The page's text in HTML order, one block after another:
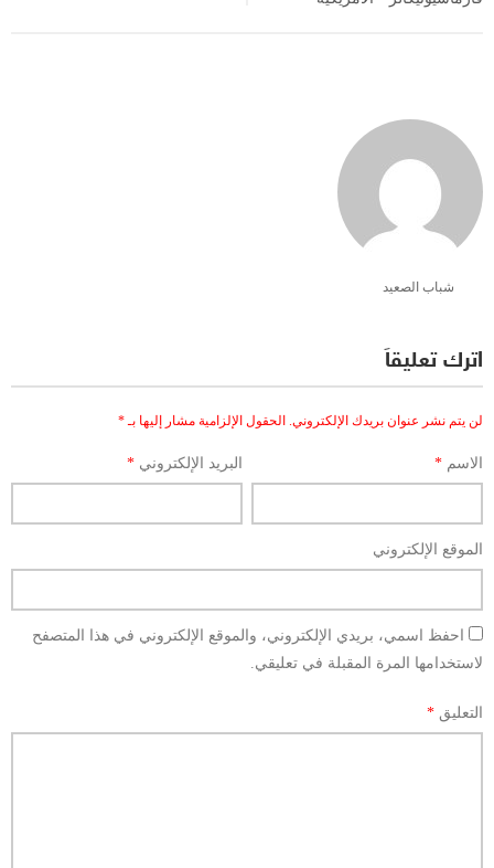
شباب الصعيد
اترك تعليقاً
لن يتم نشر عنوان بريدك الإلكتروني. الحقول الإلزامية مشار إليها بـ*
الاسم * البريد الإلكتروني*
الموقع الإلكتروني
احفظ اسمي، بريدي الإلكتروني، والموقع الإلكتروني في هذا المتصفح
لاستخدامها المرة المقبلة في تعليقي.
التعليق *